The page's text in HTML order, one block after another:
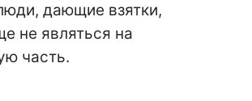
дающие взятки,
не являться на
часть.